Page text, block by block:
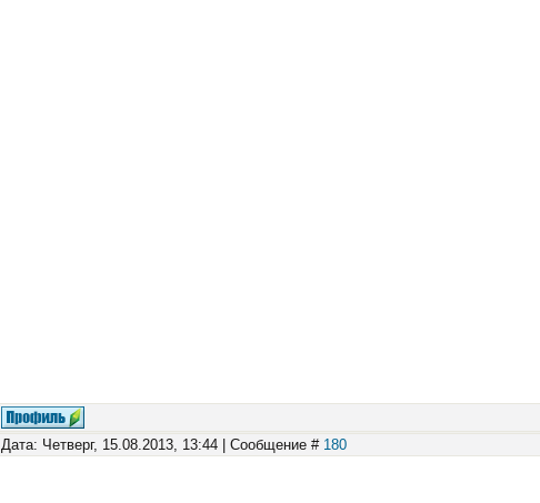
Дата: Четверг, 15.08.2013, 13:44 | Сообщение # 180